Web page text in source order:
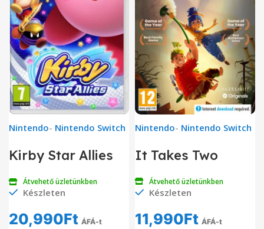
Nintendo- Nintendo Switch
Kirby Star Allies
Átvehető üzletünkben
Készleten
20,990Ft ÁFÁ-t
Nintendo- Nintendo Switch
It Takes Two
Átvehető üzletünkben
Készleten
11,990Ft ÁFÁ-t